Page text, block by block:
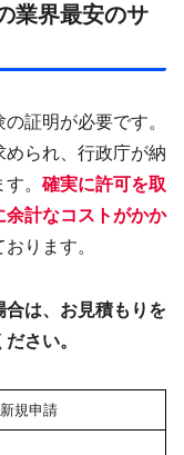
業界最安のサ
証明が必要です。
められ、行政庁が納
。 確実に許可を取
余計なコストがかか
ります。
は、お見積もりを
さい。
規申請